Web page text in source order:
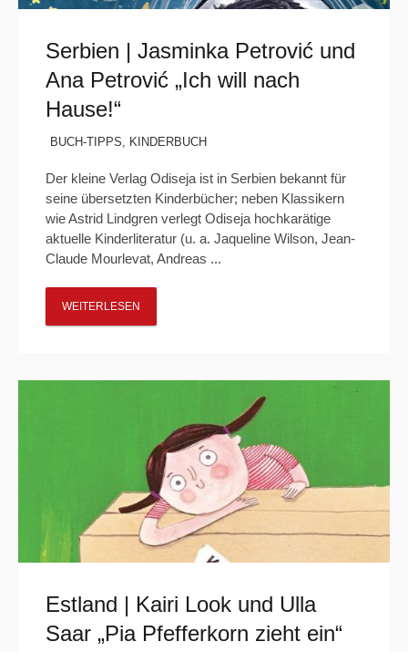
Serbien | Jasminka Petrović und
Ana Petrović „Ich will nach
Hause!“
BUCH-TIPPS, KINDERBUCH
Der kleine Verlag Odiseja ist in Serbien bekannt für
seine übersetzten Kinderbücher; neben Klassikern
wie Astrid Lindgren verlegt Odiseja hochkarätige
aktuelle Kinderliteratur (u. a. Jaqueline Wilson, Jean-
Claude Mourlevat, Andreas ...
WEITERLESEN
Estland | Kairi Look und Ulla
Saar „Pia Pfefferkorn zieht ein“